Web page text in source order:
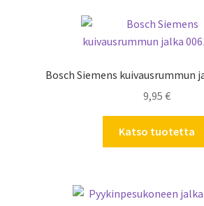
Bosch Siemens kuivausrummun
9,95 €
Katso tuotetta